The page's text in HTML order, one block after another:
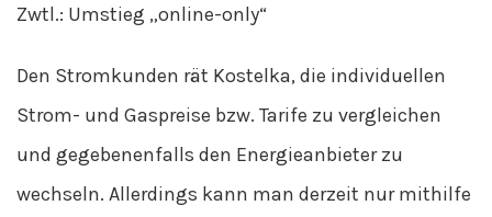
Zwtl.: Umstieg „online-only“
Den Stromkunden rät Kostelka, die individuellen
Strom- und Gaspreise bzw. Tarife zu vergleichen
und gegebenenfalls den Energieanbieter zu
wechseln. Allerdings kann man derzeit nur mithilfe